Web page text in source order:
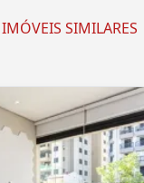
IMÓVEIS SIMILARES